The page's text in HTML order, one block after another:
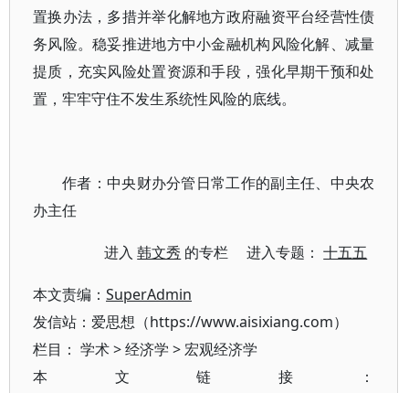
置换办法，多措并举化解地方政府融资平台经营性债
务风险。稳妥推进地方中小金融机构风险化解、减量
提质，充实风险处置资源和手段，强化早期干预和处
置，牢牢守住不发生系统性风险的底线。
作者：中央财办分管日常工作的副主任、中央农
办主任
进入韩文秀 的专栏 进入专题：十五五
本文责编： SuperAdmin
发信站：爱思想（https://www.aisixiang.com）
栏目： 学术>经济学 >宏观经济学
本文链接：